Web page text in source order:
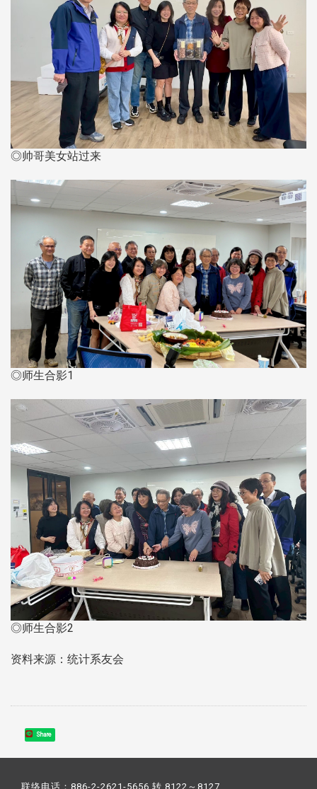
◎帅哥美女站过来
◎师生合影1
◎师生合影2
资料来源：统计系友会
Share
联络电话：886-2-2621-5656 转 8122～8127